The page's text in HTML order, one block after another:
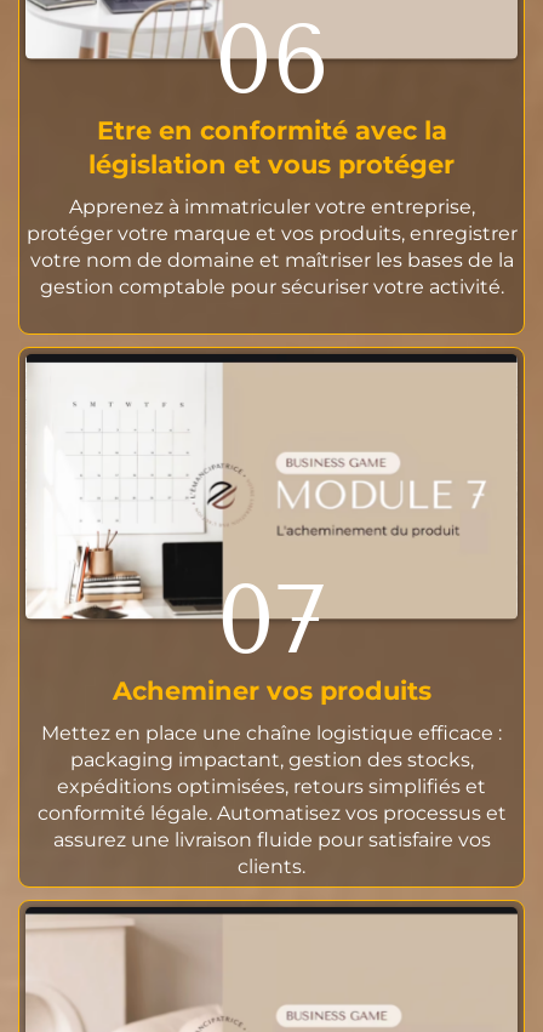
06
Etre en conformité avec la
législation et vous protéger
Apprenez à immatriculer votre entreprise,
protéger votre marque et vos produits, enregistrer
votre nom de domaine et maîtriser les bases de la
gestion comptable pour sécuriser votre activité.
07
Acheminer vos produits
Mettez en place une chaîne logistique efficace :
packaging impactant, gestion des stocks,
expéditions optimisées, retours simplifiés et
conformité légale. Automatisez vos processus et
assurez une livraison fluide pour satisfaire vos
clients.